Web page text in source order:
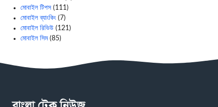
মোবাইল টিপস (111)
মোবাইল ব্যাংকিং (7)
মোবাইল রিভিউ (121)
মোবাইল সিম(85)